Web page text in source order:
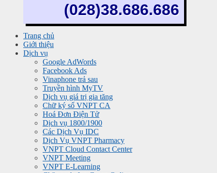
(028)38.686.686
Trang chủ
Giới thiệu
Dịch vụ
Google AdWords
Facebook Ads
Vinaphone trả sau
Truyền hình MyTV
Dịch vụ giá trị gia tăng
Chữ ký số VNPT CA
Hoá Đơn Điện Tử
Dịch vụ 1800/1900
Các Dịch Vụ IDC
Dịch Vụ VNPT Pharmacy
VNPT Cloud Contact Center
VNPT Meeting
VNPT E-Learning